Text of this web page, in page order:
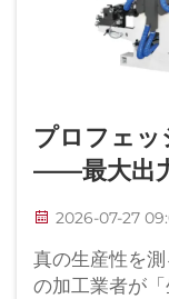
プロフェ
――最大出
2026-07-27
真の生産性を
の加工業者が